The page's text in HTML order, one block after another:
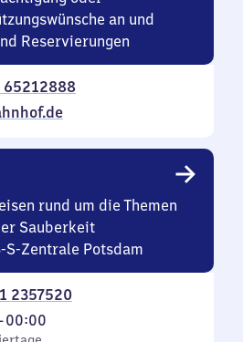
an und
Reservierungen
65212888
rund um die Themen
Sauberkeit
Zentrale Potsdam
2357520
00:00